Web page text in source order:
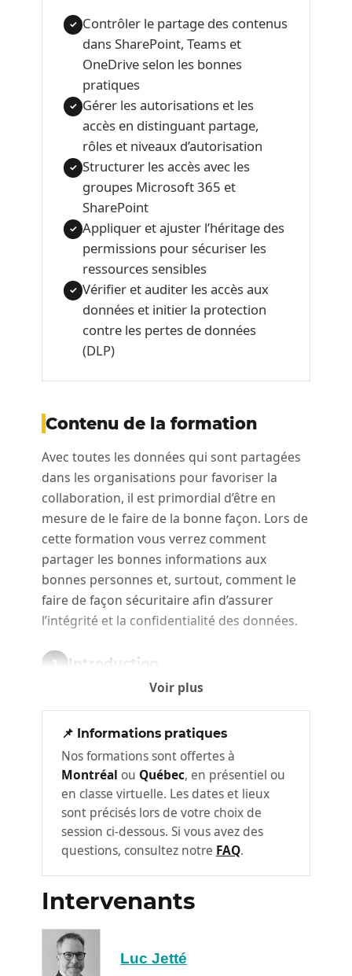
✓ Contrôler le partage des contenus
dans SharePoint, Teams et
OneDrive selon les bonnes
pratiques
✓ Gérer les autorisations et les
accès en distinguant partage,
rôles et niveaux d’autorisation
✓ Structurer les accès avec les
groupes Microsoft 365 et
SharePoint
✓ Appliquer et ajuster l’héritage des
permissions pour sécuriser les
ressources sensibles
✓ Vérifier et auditer les accès aux
données et initier la protection
contre les pertes de données
(DLP)
Contenu de la formation
Avec toutes les données qui sont partagées
dans les organisations pour favoriser la
collaboration, il est primordial d’être en
mesure de le faire de la bonne façon. Lors de
cette formation vous verrez comment
partager les bonnes informations aux
bonnes personnes et, surtout, comment le
faire de façon sécuritaire afin d’assurer
l’intégrité et la confidentialité des données.
1 Introduction
Quels sont les grands principes de
sécurité dans Microsoft 365
Quelles sont les différences entre les
sites d’équipe et les sites de
communication
Introduction aux Groupe
Microsoft 365
Qu’est-ce qu’un Groupe Microsoft 365
Microsoft 365 est-il créé
Comprendre la relation entre les
Groupe Microsoft 365, SharePoint,
Teams, Planner, etc.
Voir plus
📌 Informations pratiques
Nos formations sont offertes à
Montréal ou Québec, en présentiel ou
en classe virtuelle. Les dates et lieux
sont précisés lors de votre choix de
session ci-dessous. Si vous avez des
questions, consultez notre FAQ.
Intervenants
Luc Jetté